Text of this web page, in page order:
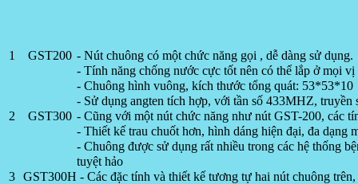
1 GST200 - Nút chuông có một chức năng gọi , dễ dàng sử dụng.
- Tính năng chống nước cực tốt nên có thể lắp ở mọi
- Chuông hình vuông, kích thước tổng quát: 53*53*10
- Sử dụng angten tích hợp, với tần số 433MHZ, truyền
2
GST300 - Cũng với một nút chức năng như nút GST-200, các
- Thiết kế trau chuốt hơn, hình dáng hiện đại, đa dạng
- Chuông được sử dụng rất nhiều trong các hệ thống
tuyệt hảo
3
GST300H - Các đặc tính và thiết kế tương tự hai nút chuông